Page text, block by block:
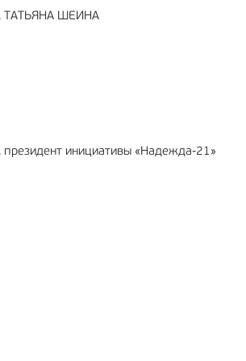
ТАТЬЯНА ШЕИНА
инициативы «Надежда-21»